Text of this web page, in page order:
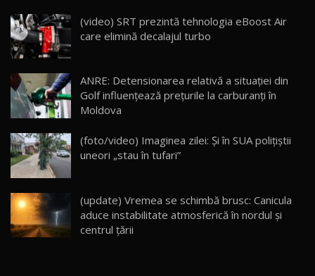
16
AutoBlogMD
13:10
17 20:06
30:08
AutoBlog.MD
23:36
20
Noul ZEEKR 7X / Test Drive AutoBlog.MD
29:08
(video) SRT prezintă tehnologia eBoost Air
care elimină decalajul turbo
ANRE: Detensionarea relativă a situației din
Golf influențează prețurile la carburanți în
Moldova
(foto/video) Imaginea zilei: Și în SUA polițiștii
uneori „stau în tufari”
(update) Vremea se schimbă brusc: Canicula
aduce instabilitate atmosferică în nordul și
centrul țării